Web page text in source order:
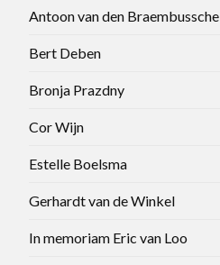
Antoon van den Braembussche
Bert Deben
Bronja Prazdny
Cor Wijn
Estelle Boelsma
Gerhardt van de Winkel
In memoriam Eric van Loo